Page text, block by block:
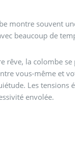
montre souvent
beaucoup de
rêve, la colombe
vous-même et
Les tensions
envolée.